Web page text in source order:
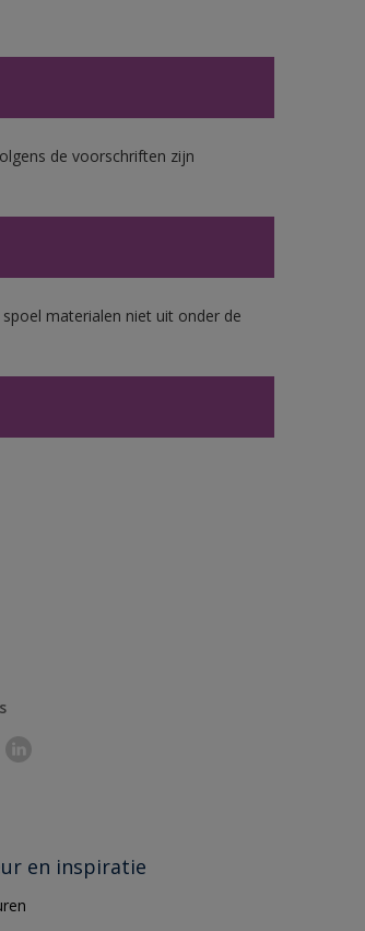
de voorschriften zijn
materialen niet uit onder de
en inspiratie